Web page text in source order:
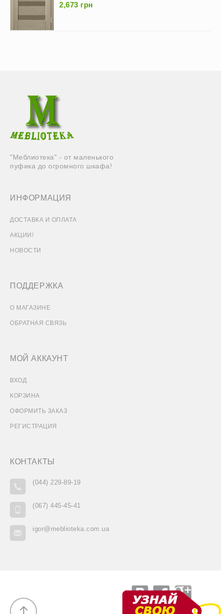
2,673 грн
"Меблиотека" - от маленького
пуфика до огромного шкафа!
ИНФОРМАЦИЯ
ДОСТАВКА И ОПЛАТА
АКЦИИ!
НОВОСТИ
ПОДДЕРЖКА
О МАГАЗИНЕ
ОБРАТНАЯ СВЯЗЬ
МОЙ АККАУНТ
ВХОД
КОРЗИНА
ОФОРМИТЬ ЗАКАЗ
РЕГИСТРАЦИЯ
КОНТАКТЫ
(044) 229-89-19
(067) 445-45-41
igor@meblioteka.com.ua
VK Facebook
Вверх